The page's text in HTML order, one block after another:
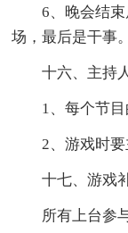
6、晚会结
场，最后是干事。
十六、主持
1、每个节
2、游戏时
十七、游戏
所有上台参